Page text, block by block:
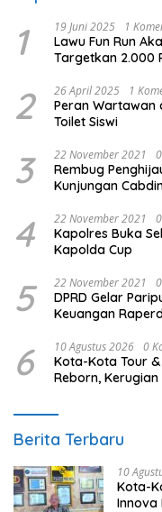
1 19 Juni 2025 1
Lawu Fun Run
Targetkan 2.000
2 26 April 2025 1
Peran Wartawan
Toilet Siswi
3 22 November 2021
Rembug
Kunjungan
4 22 November 2021
Kapolres Buka
Kapolda Cup
5 22 November 2021
DPRD Gelar
Keuangan
6 10 Agustus 2026 0
Kota-Kota Tour
Reborn,
Berita Terbaru
10
Kota-
Innova